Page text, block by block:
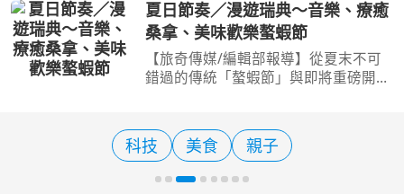
體驗台中「山、海、屯、城」多元觀光
特色，結合KOL社群影響
夏日節奏／漫遊瑞典～音樂、療癒
桑拿、美味歡樂螯蝦節
【旅奇傳媒/編輯部報導】從夏末不可
錯過的傳統「螯蝦節」與即將重磅開幕
拿」體驗，還將聚焦瑞典享譽全球的流
行音樂文化，呈獻斯德
科技 美食 親子